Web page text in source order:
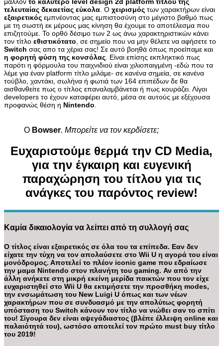
τελευταίας δεκαετίας εύκολα . Ο χειρισμός των χαρακτήρων είναι
εξαιρετικός εμπνέοντας μας εμπιστοσύνη στο μέγιστο βαθμό πως
με τη σωστή εκ μέρους μας κίνηση θα έχουμε το αποτέλεσμα που
επιζητούμε. To ορθό δέσιμο των 2 ως άνω χαρακτηριστικών κάνει
τον τίτλο εθιστικότατο , σε σημείο που να μην θέλετε να αφήσετε το
Switch σας απο τα χέρια σας! Σε αυτό βοηθά όπως προείπαμε και
η φορητή φύση της κονσόλας . Είναι επίσης εκπληκτικό πως
παρότι η φόρμουλα του παιχνιδιού είναι χιλιοπαιγμένη -εδώ που τα
λέμε για έναν platform τίτλο μιλάμε- σε κανένα σημεία, σε κανένα
τούβλο, χαντάκι, σωλήνα ή φωτιά των 164 επιπέδων δε θα
αισθανθείτε πως ο τίτλος επαναλαμβάνεται ή πως κουράζει. Λίγοι
developers το έχουν καταφέρει αυτό, μέσα σε αυτούς με εξέχουσα
προφανώς θέση η Nintendo
Ο Bowser. Μπορείτε να τον κερδίσετε;
Ευχαριστούμε θερμά την CD Media,
για την έγκαιρη και ευγενική
παραχώρηση του τίτλου για τις
ανάγκες του παρόντος review!
Καμία δικαιολογία να λείπει από τη συλλογή σας
Ο τίτλος είναι εξαιρετικός σε όλα του τα επίπεδα. Εαν δεν
είχατε την τύχη να τον απολαύσετε στο Wii U η αγορά του είναι
μονόδρομος. Αποτελεί το πλέον iconic game που εδραίωσε
την μαμα Nintendo στον πλανήτη του gaming. Αν από την
άλλη ανήκετε στη μικρή εκείνη μερίδα παικτών που τον είχε
ευχαριστηθεί στο Wii U θα εκτιμήσετε την προσθήκη modes,
την ενσωμάτωση του New Luigi U όπως και των νέων
χαρακτήρων που σε συνδυασμό με την απολύτως φορητή
υπόσταση του Switch κάνουν τον τίτλο να νιώθει σαν το σπίτι
του! Σίγουρα δεν είναι αψεγάδιαστος (βλέπε έλλειψη online και
παλαιότητά του), ωστόσο αποτελεί τον πρώτο must buy τίτλο
του 2019!